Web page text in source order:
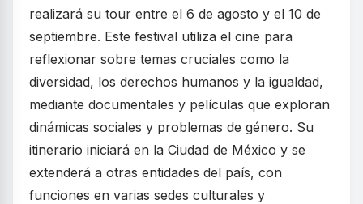
realizará su tour entre el 6 de agosto y el 10 de
septiembre. Este festival utiliza el cine para
reflexionar sobre temas cruciales como la
diversidad, los derechos humanos y la igualdad,
mediante documentales y películas que exploran
dinámicas sociales y problemas de género. Su
itinerario iniciará en la Ciudad de México y se
extenderá a otras entidades del país, con
funciones en varias sedes culturales y